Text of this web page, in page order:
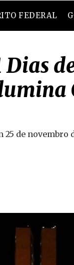
FEDERAL
Dias
25 de novembro